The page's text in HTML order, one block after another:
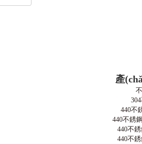
產
440不
440不銹
440不
440不